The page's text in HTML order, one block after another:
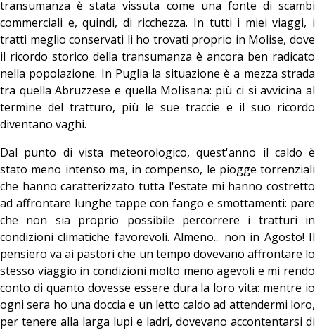
transumanza è stata vissuta come una fonte di scambi
commerciali e, quindi, di ricchezza. In tutti i miei viaggi, i
tratti meglio conservati li ho trovati proprio in Molise, dove
il ricordo storico della transumanza è ancora ben radicato
nella popolazione. In Puglia la situazione è a mezza strada
tra quella Abruzzese e quella Molisana: più ci si avvicina al
termine del tratturo, più le sue traccie e il suo ricordo
diventano vaghi.
Dal punto di vista meteorologico, quest'anno il caldo è
stato meno intenso ma, in compenso, le piogge torrenziali
che hanno caratterizzato tutta l'estate mi hanno costretto
ad affrontare lunghe tappe con fango e smottamenti: pare
che non sia proprio possibile percorrere i tratturi in
condizioni climatiche favorevoli. Almeno... non in Agosto! Il
pensiero va ai pastori che un tempo dovevano affrontare lo
stesso viaggio in condizioni molto meno agevoli e mi rendo
conto di quanto dovesse essere dura la loro vita: mentre io
ogni sera ho una doccia e un letto caldo ad attendermi loro,
per tenere alla larga lupi e ladri, dovevano accontentarsi di